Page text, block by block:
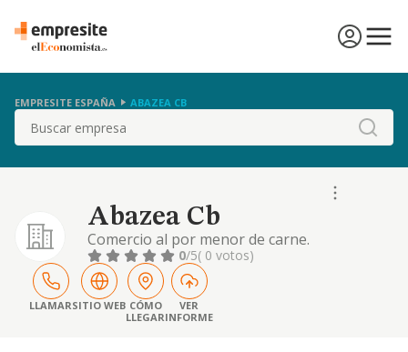
EMPRESITE ESPAÑA ABAZEA CB
Buscar
Abazea Cb
Comercio al por menor de carne.
0/5( 0 votos)
LLAMARSITIO WEB CÓMO
LLEGAR
VER
INFORME